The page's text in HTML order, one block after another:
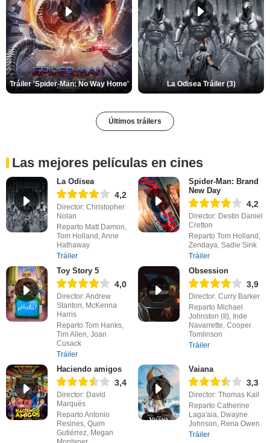
Tráiler 'Spider-Man: No Way Home' La Odisea Tráiler (3)
Últimos tráilers
Las mejores películas en cines
La Odisea
4,2
Director: Christopher
Nolan
Reparto Matt Damon,
Tom Holland, Anne
Hathaway
Tráiler
Spider-Man: Brand
New Day
4,2
Director: Destin Daniel
Cretton
Reparto Tom Holland,
Zendaya, Sadie Sink
Tráiler
Toy Story 5
4,0
Director: Andrew
Stanton, McKenna
Harris
Reparto Tom Hanks,
Tim Allen, Joan
Cusack
Tráiler
Obsession
3,9
Director: Curry Barker
Reparto Michael
Johnston (II), Inde
Navarrette, Cooper
Tomlinson
Tráiler
Haciendo amigos
3,4
Director: David
Marqués
Reparto Antonio
Resines, Quim
Gutiérrez, Megan
Vaiana
3,3
Director: Thomas Kail
Reparto Catherine
Laga'aia, Dwayne
Johnson, Rena Owen
Tráiler